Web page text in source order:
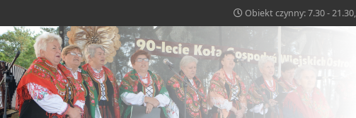
Obiekt czynny: 7.30 -